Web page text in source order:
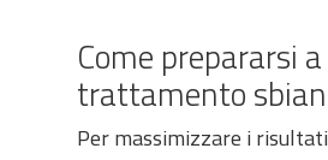
Come prepararsi
trattamento
Per massimizzare i